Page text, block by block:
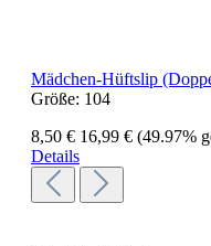
Mädchen-Hüftslip
Größe: 104
8,50 € 16,99 € (49.97%
Details